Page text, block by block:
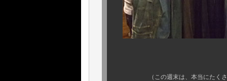
（この週末は、本当にたくさんの